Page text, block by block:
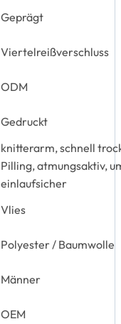
Geprägt
Viertelreißverschluss
ODM
Gedruckt
knitterarm, schnell
Pilling, atmungsaktiv,
einlaufsicher
Vlies
Polyester / Baumwolle
Männer
OEM